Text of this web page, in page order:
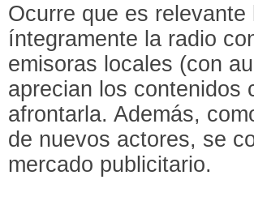
Ocurre que es
íntegramente la radio
emisoras locales (con
aprecian los contenidos
afrontarla. Además,
de nuevos actores, se
mercado publicitario.